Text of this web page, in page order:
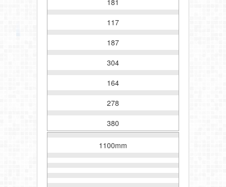
117
187
304
164
278
380
1100mm